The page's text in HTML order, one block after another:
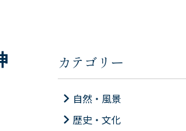
カテゴリー
自然・風景
歴史・文化